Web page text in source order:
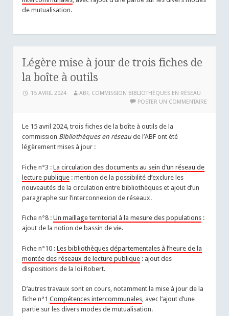
de mutualisation.
Légère mise à jour de trois fiches de
la boîte à outils
15 AVRIL 2024
ABF, COMMISSION BIBLIOTHÈQUES EN RÉSEAU
POSTER UN COMMENTAIRE
Le 15 avril 2024, trois fiches de la boîte à outils de la
commission Bibliothèques en réseaude l’ABF ont été
légèrement mises à jour :
Fiche n°3 :La circulation des documents au sein d’un réseau de
lecture publique : mention de la possibilité d’exclure les
nouveautés de la circulation entre bibliothèques et ajout d’un
paragraphe sur l’interconnexion de réseaux.
Fiche n°8 :Un maillage territorial à la mesure des populations :
ajout de la notion de bassin de vie.
Fiche n°10 :Les bibliothèques départementales à l’heure de la
montée des réseaux de lecture publique : ajout des
dispositions de la loi Robert.
D’autres travaux sont en cours, notamment la mise à jour de la
fiche n°1Compétences intercommunales, avec l’ajout d’une
partie sur les divers modes de mutualisation.